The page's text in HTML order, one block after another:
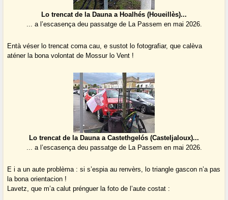
Lo trencat de la Dauna a Hoalhés (Houeillès)...
... a l’escasença deu passatge de La Passem en mai 2026.
Entà véser lo trencat coma cau, e sustot lo fotografiar, que calèva
aténer la bona volontat de Mossur lo Vent !
Lo trencat de la Dauna a Castethgelós (Casteljaloux)...
... a l’escasença deu passatge de La Passem en mai 2026.
E i a un aute problèma : si s’espia au renvèrs, lo triangle gascon n’a pas
la bona orientacion !
Lavetz, que m’a calut prénguer la foto de l’aute costat :